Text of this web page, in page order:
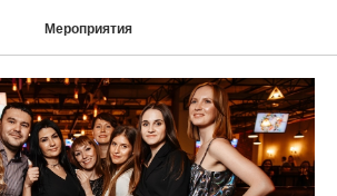
Мероприятия